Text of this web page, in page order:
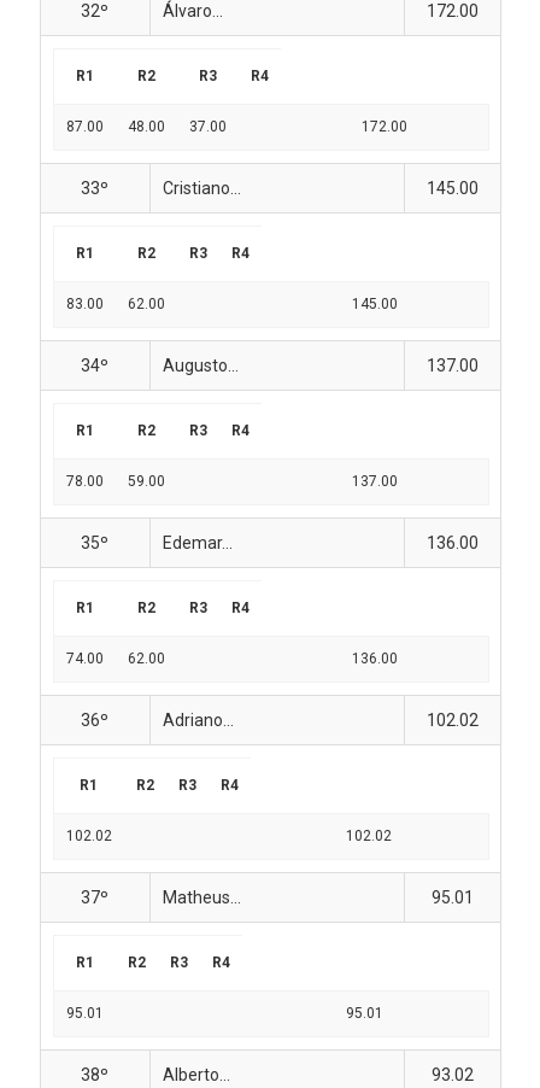
32º Álvaro... 172.00
R1 R2 R3 R4
87.00 48.00 37.00 172.00
33º Cristiano... 145.00
R1 R2 R3 R4
83.00 62.00 145.00
34º Augusto... 137.00
R1 R2 R3 R4
78.00 59.00 137.00
35º Edemar... 136.00
R1 R2 R3 R4
74.00 62.00 136.00
36º Adriano... 102.02
R1 R2 R3 R4
102.02 102.02
37º Matheus... 95.01
R1 R2 R3 R4
95.01 95.01
38º Alberto... 93.02